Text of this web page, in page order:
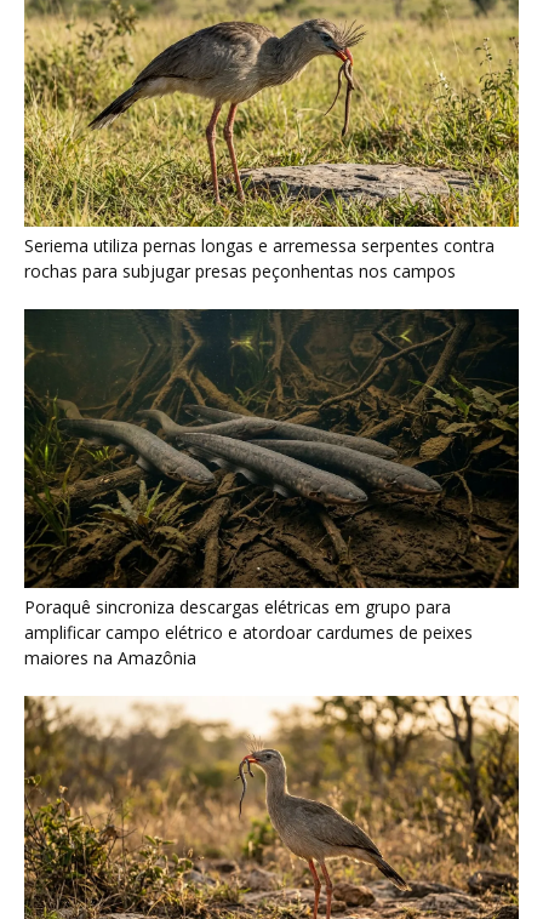
Poraquê sincroniza descargas elétricas em grupo para
amplificar campo elétrico e atordoar cardumes de peixes
maiores na Amazônia
Seriema combina corridas em alta velocidade e arremessos
contra rochas para imobilizar serpentes peçonhentas no
cerrado